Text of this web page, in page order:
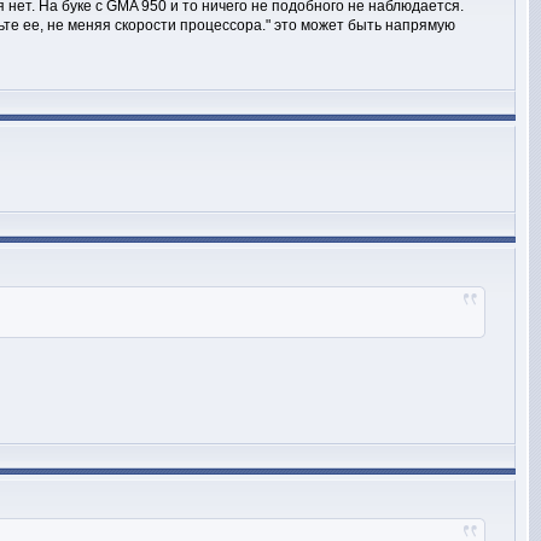
На буке с GMA 950 и то ничего не подобного не наблюдается.
ее, не меняя скорости процессора." это может быть напрямую